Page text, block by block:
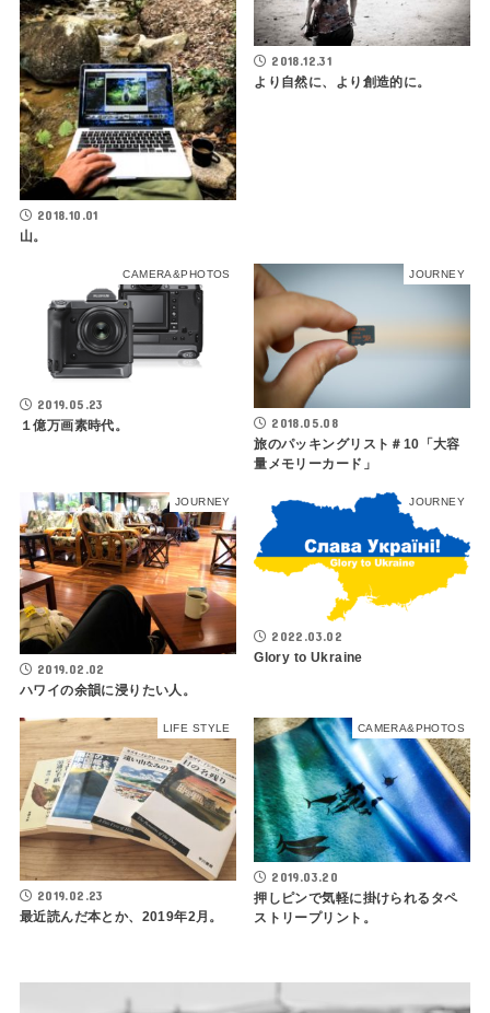
2018.10.01
山。
2018.12.31
より自然に、より創造的に。
CAMERA&PHOTOS
2019.05.23
１億万画素時代。
JOURNEY
2018.05.08
旅のパッキングリスト＃10「大容
量メモリーカード」
JOURNEY
2019.02.02
ハワイの余韻に浸りたい人。
JOURNEY
2022.03.02
Glory to Ukraine
LIFE STYLE
2019.02.23
最近読んだ本とか、2019年2月。
CAMERA&PHOTOS
2019.03.20
押しピンで気軽に掛けられるタペ
ストリープリント。